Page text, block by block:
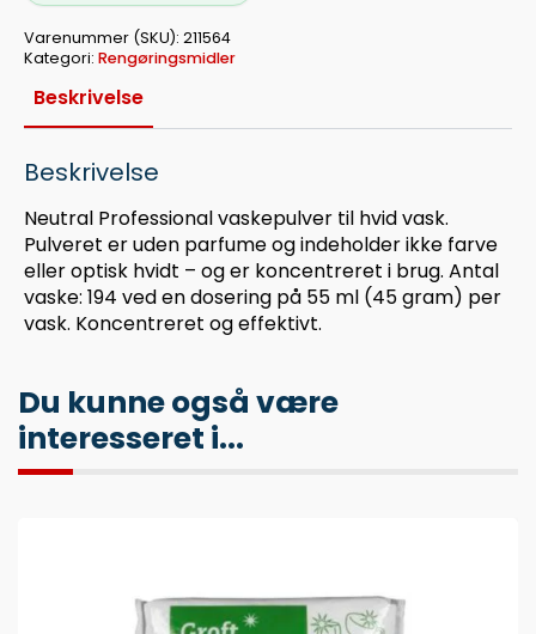
Varenummer (SKU): 211564
Kategori: Rengøringsmidler
Beskrivelse
Beskrivelse
Neutral Professional vaskepulver til hvid vask.
Pulveret er uden parfume og indeholder ikke farve
eller optisk hvidt – og er koncentreret i brug. Antal
vaske: 194 ved en dosering på 55 ml (45 gram) per
vask. Koncentreret og effektivt.
Du kunne også være
interesseret i...